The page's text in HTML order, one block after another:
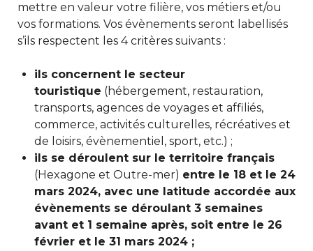
mettre en valeur votre filière, vos métiers et/ou
vos formations. Vos évènements seront labellisés
s’ils respectent les 4 critères suivants :
ils concernent le secteur
touristique (hébergement, restauration,
transports, agences de voyages et affiliés,
commerce, activités culturelles, récréatives et
de loisirs, évènementiel, sport, etc.) ;
ils se déroulent sur le territoire français
(Hexagone et Outre-mer) entre le 18 et le 24
mars 2024, avec une latitude accordée aux
évènements se déroulant 3 semaines
avant et 1 semaine après, soit entre le 26
février et le 31 mars 2024 ;